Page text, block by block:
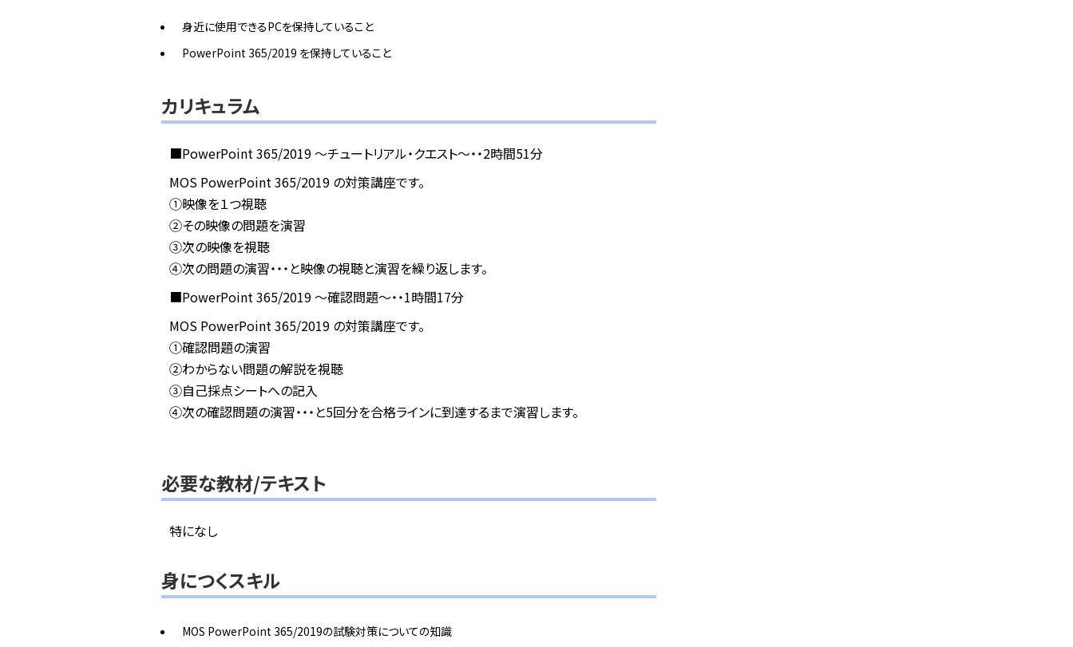
身近に使用できるPCを保持していること
PowerPoint 365/2019 を保持していること
カリキュラム
■PowerPoint 365/2019 ～チュートリアル・クエスト～・・2時間51分
MOS PowerPoint 365/2019 の対策講座です。
①映像を１つ視聴
②その映像の問題を演習
③次の映像を視聴
④次の問題の演習・・・と映像の視聴と演習を繰り返します。
■PowerPoint 365/2019 ～確認問題～・・1時間17分
MOS PowerPoint 365/2019 の対策講座です。
①確認問題の演習
②わからない問題の解説を視聴
③自己採点シートへの記入
④次の確認問題の演習・・・と5回分を合格ラインに到達するまで演習します。
必要な教材/テキスト
特になし
身につくスキル
MOS PowerPoint 365/2019の試験対策についての知識